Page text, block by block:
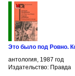
Это было под Ровно.
антология, 1987 год
Издательство: Правда